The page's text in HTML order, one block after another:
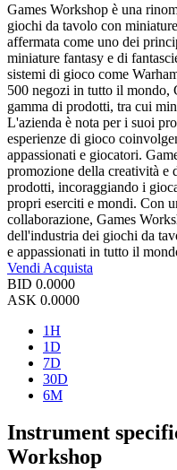
Games Workshop è una
giochi da tavolo con
affermata come uno dei
miniature fantasy e di
sistemi di gioco come
500 negozi in tutto il mondo,
gamma di prodotti, tra cui
L'azienda è nota per i suoi
esperienze di gioco
appassionati e giocatori.
promozione della creatività e
prodotti, incoraggiando i
propri eserciti e mondi. Con
collaborazione, Games
dell'industria dei giochi da
e appassionati in tutto il
Vendi Acquista
BID 0.0000
ASK 0.0000
1H
1D
7D
30D
6M
Instrument
Workshop